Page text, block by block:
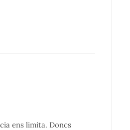
ens limita. Doncs